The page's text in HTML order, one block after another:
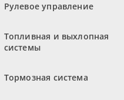
Рулевое управление
Топливная и выхлопная
системы
Тормозная система